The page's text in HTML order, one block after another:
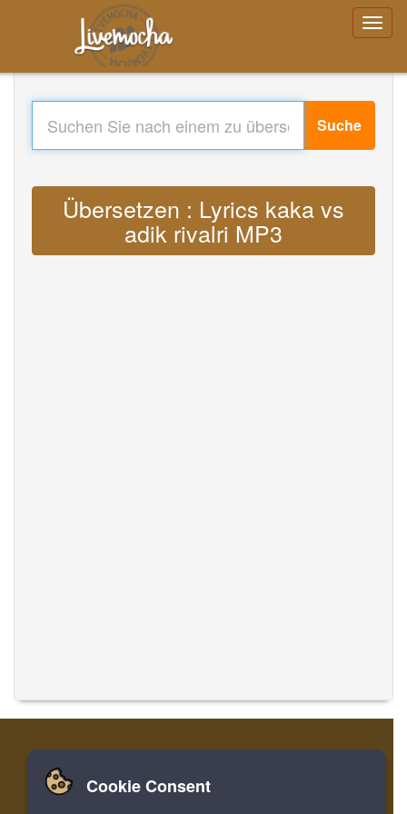
Suche
Übersetzen : Lyrics kaka vs
adik rivalri MP3
Zuhause Einloggen
Cookie Consent